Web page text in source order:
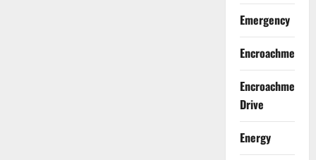
Emergency
Encroachment
Encroachment
Drive
Energy